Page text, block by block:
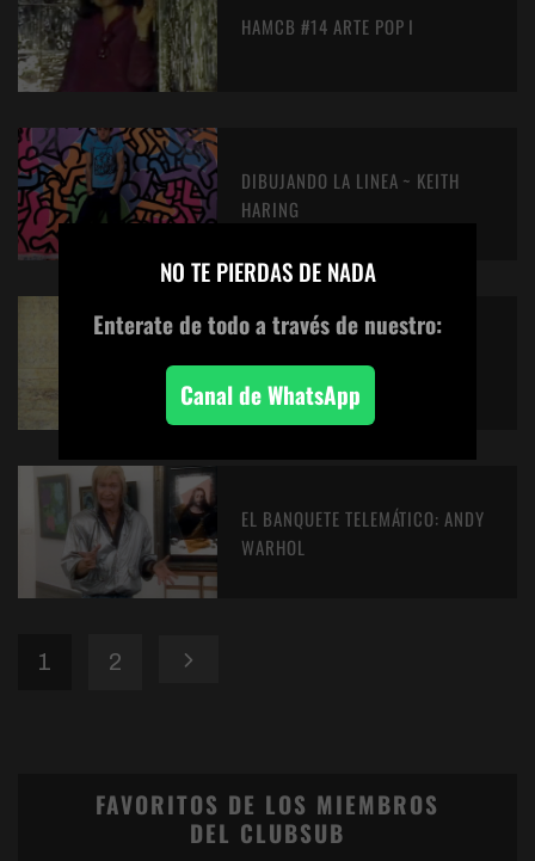
HAMCB #14 ARTE POP I
DIBUJANDO LA LINEA ~ KEITH
HARING
PINTORES PINTANDO
EL BANQUETE TELEMÁTICO: ANDY
WARHOL
1 2
FAVORITOS DE LOS MIEMBROS
DEL CLUBSUB
NO TE PIERDAS DE NADA
Enterate de todoa través de nuestro:
Canal de WhatsApp